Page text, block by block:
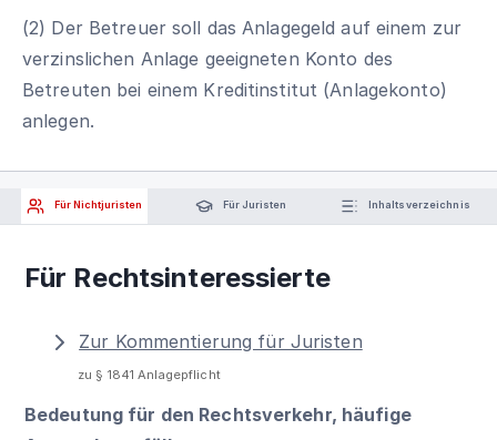
(2) Der Betreuer soll das Anlagegeld auf einem zur
verzinslichen Anlage geeigneten Konto des
Betreuten bei einem Kreditinstitut (Anlagekonto)
anlegen.
Für Nichtjuristen Für Juristen Inhaltsverzeichnis
Für Rechtsinteressierte
Zur Kommentierung für Juristen
zu § 1841 Anlagepflicht
Bedeutung für den Rechtsverkehr, häufige